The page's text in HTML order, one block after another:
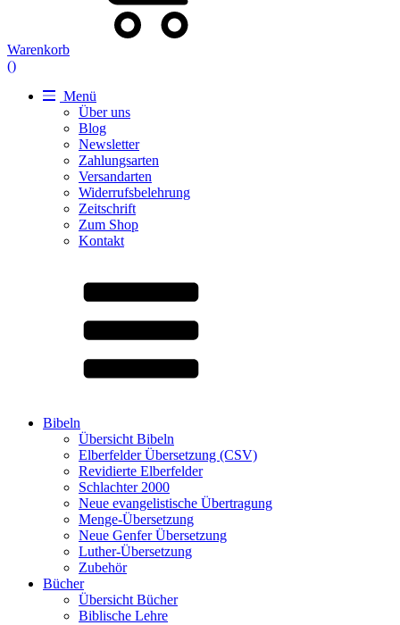
Warenkorb
()
Menü
Über uns
Blog
Newsletter
Zahlungsarten
Versandarten
Widerrufsbelehrung
Zeitschrift
Zum Shop
Kontakt
Bibeln
Übersicht Bibeln
Elberfelder Übersetzung (CSV)
Revidierte Elberfelder
Schlachter 2000
Neue evangelistische Übertragung
Menge-Übersetzung
Neue Genfer Übersetzung
Luther-Übersetzung
Zubehör
Bücher
Übersicht Bücher
Biblische Lehre